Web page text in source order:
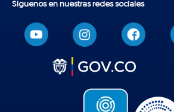
Síguenos en nuestras redes sociales